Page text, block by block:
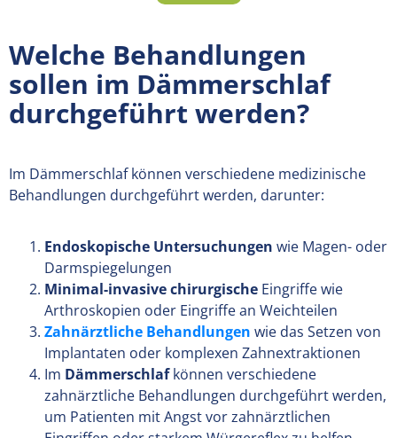
Welche Behandlungen
sollen im Dämmerschlaf
durchgeführt werden?
Im Dämmerschlaf können verschiedene medizinische
Behandlungen durchgeführt werden, darunter:
Endoskopische Untersuchungen wie Magen- oder
Darmspiegelungen
Minimal-invasive chirurgische Eingriffe wie
Arthroskopien oder Eingriffe an Weichteilen
Zahnärztliche Behandlungen wie das Setzen von
Implantaten oder komplexen Zahnextraktionen
Im Dämmerschlafkönnen verschiedene
zahnärztliche Behandlungen durchgeführt werden,
um Patienten mit Angst vor zahnärztlichen